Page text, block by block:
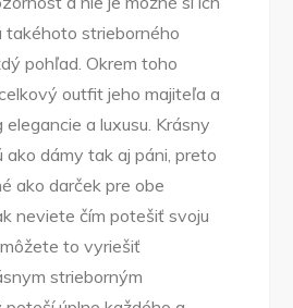
takéhoto strieborného
pohľad. Okrem toho
outfit jeho majiteľa a
elegancie a luxusu. Krásny
ako dámy tak aj páni, preto
ako darček pre obe
neviete čím potešiť svoju
to vyriešiť
strieborným